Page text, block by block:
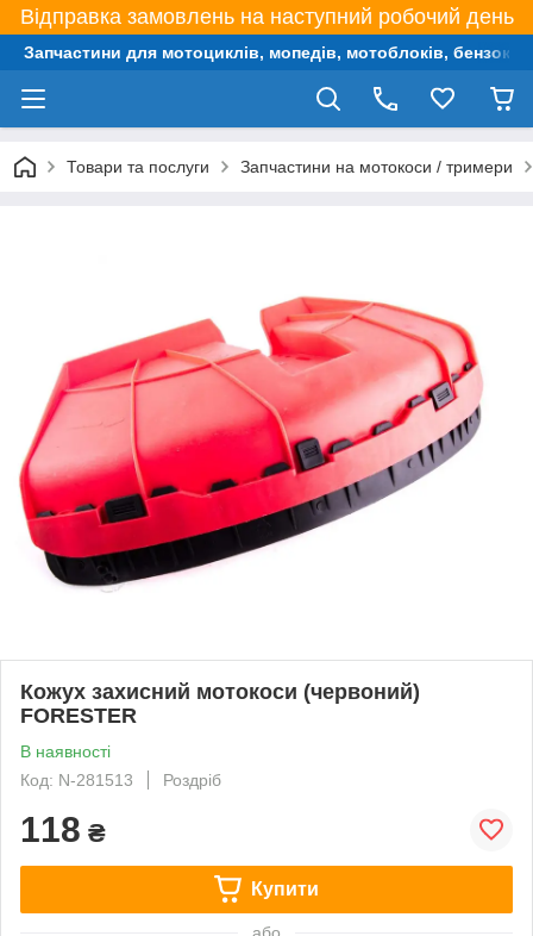
Відправка замовлень на наступний робочий день
Запчастини для мотоциклів, мопедів, мотоблоків,
Товари та послуги Запчастини на мотокоси / тримери
Кожух захисний мотокоси (червоний)
FORESTER
В наявності
Код: N-281513
Роздріб
118 ₴
Купити
або